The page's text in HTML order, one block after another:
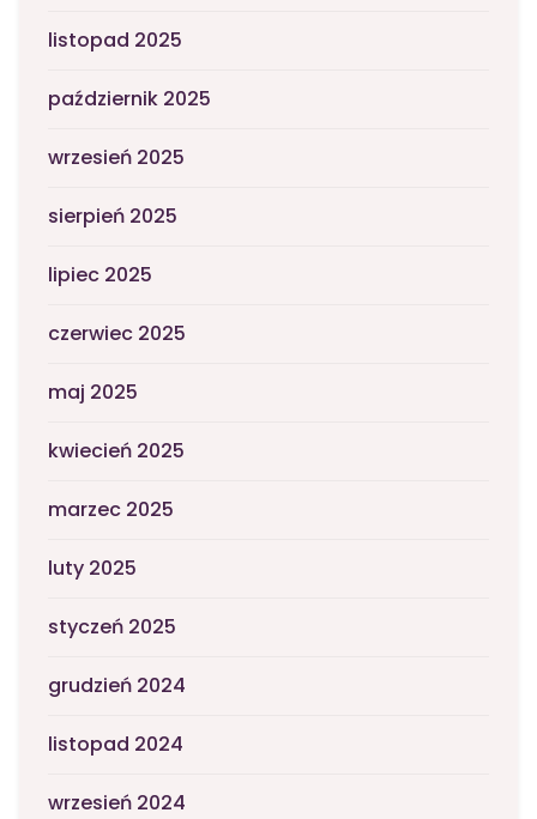
listopad 2025
październik 2025
wrzesień 2025
sierpień 2025
lipiec 2025
czerwiec 2025
maj 2025
kwiecień 2025
marzec 2025
luty 2025
styczeń 2025
grudzień 2024
listopad 2024
wrzesień 2024